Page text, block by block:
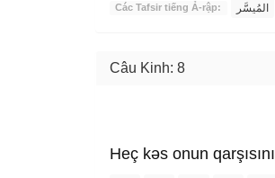
Các Tafsir tiếng Ả-rập: المُيسَّر
Câu Kinh: 8
Heç kəs onun